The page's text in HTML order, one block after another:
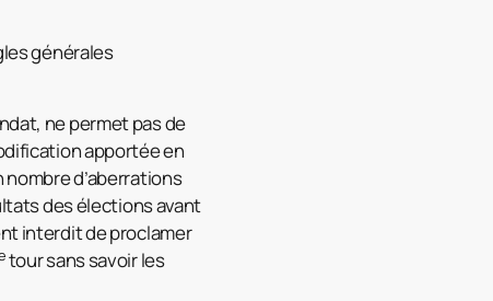
générales
ne permet pas de
apportée en
d’aberrations
des élections avant
interdit de proclamer
tour sans savoir les